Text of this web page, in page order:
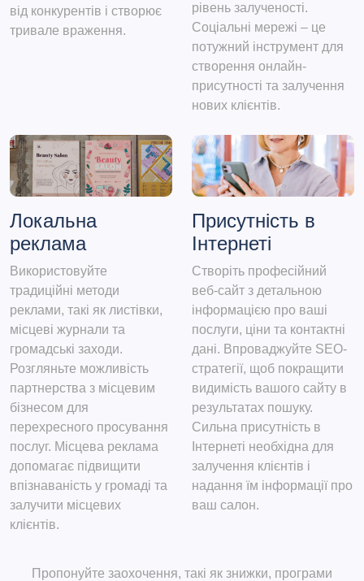
від конкурентів і створює
тривале враження.
рівень залученості.
Соціальні мережі – це
потужний інструмент для
створення онлайн-
присутності та залучення
нових клієнтів.
Локальна
реклама
Використовуйте
традиційні методи
реклами, такі як листівки,
місцеві журнали та
громадські заходи.
Розгляньте можливість
партнерства з місцевим
бізнесом для
перехресного просування
послуг. Місцева реклама
допомагає підвищити
впізнаваність у громаді та
залучити місцевих
клієнтів.
Присутність в
Інтернеті
Створіть професійний
веб-сайт з детальною
інформацією про ваші
послуги, ціни та контактні
дані. Впроваджуйте SEO-
стратегії, щоб покращити
видимість вашого сайту в
результатах пошуку.
Сильна присутність в
Інтернеті необхідна для
залучення клієнтів і
надання їм інформації про
ваш салон.
Пропонуйте заохочення, такі як знижки, програми